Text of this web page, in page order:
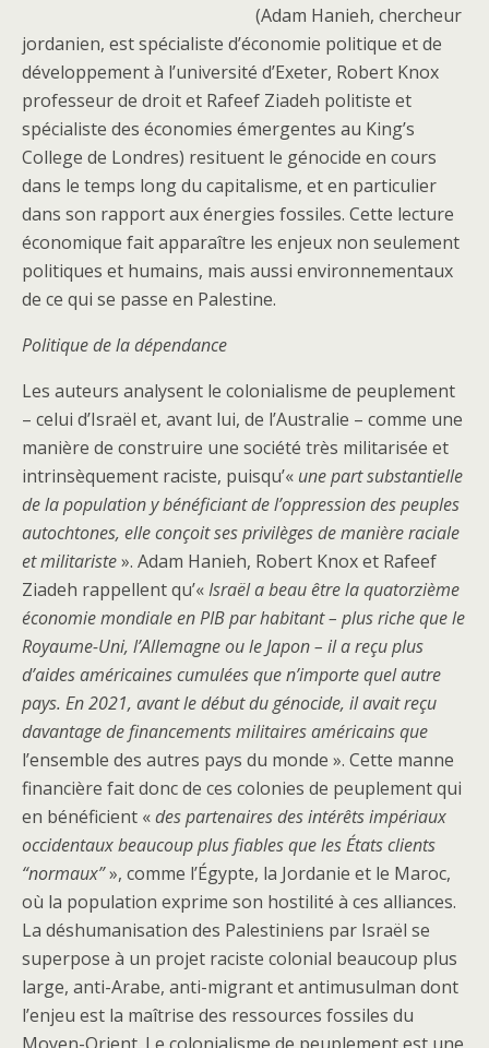
(Adam Hanieh, chercheur
jordanien, est spécialiste d’économie politique et de
développement à l’université d’Exeter, Robert Knox
professeur de droit et Rafeef Ziadeh politiste et
spécialiste des économies émergentes au King’s
College de Londres) resituent le génocide en cours
dans le temps long du capitalisme, et en particulier
dans son rapport aux énergies fossiles. Cette lecture
économique fait apparaître les enjeux non seulement
politiques et humains, mais aussi environnementaux
de ce qui se passe en Palestine.
Politique de la dépendance
Les auteurs analysent le colonialisme de peuplement
– celui d’Israël et, avant lui, de l’Australie – comme une
manière de construire une société très militarisée et
intrinsèquement raciste, puisqu’« une part substantielle
de la population y bénéficiant de l’oppression des peuples
autochtones, elle conçoit ses privilèges de manière raciale
et militariste». Adam Hanieh, Robert Knox et Rafeef
Ziadeh rappellent qu’«Israël a beau être la quatorzième
économie mondiale en PIB par habitant – plus riche que le
Royaume-Uni, l’Allemagne ou le Japon – il a reçu plus
d’aides américaines cumulées que n’importe quel autre
pays. En 2021, avant le début du génocide, il avait reçu
davantage de financements militaires américains que
l’ensemble des autres pays du monde ». Cette manne
financière fait donc de ces colonies de peuplement qui
en bénéficient «des partenaires des intérêts impériaux
occidentaux beaucoup plus fiables que les États clients
“normaux”», comme l’Égypte, la Jordanie et le Maroc,
où la population exprime son hostilité à ces alliances.
La déshumanisation des Palestiniens par Israël se
superpose à un projet raciste colonial beaucoup plus
large, anti-Arabe, anti-migrant et antimusulman dont
l’enjeu est la maîtrise des ressources fossiles du